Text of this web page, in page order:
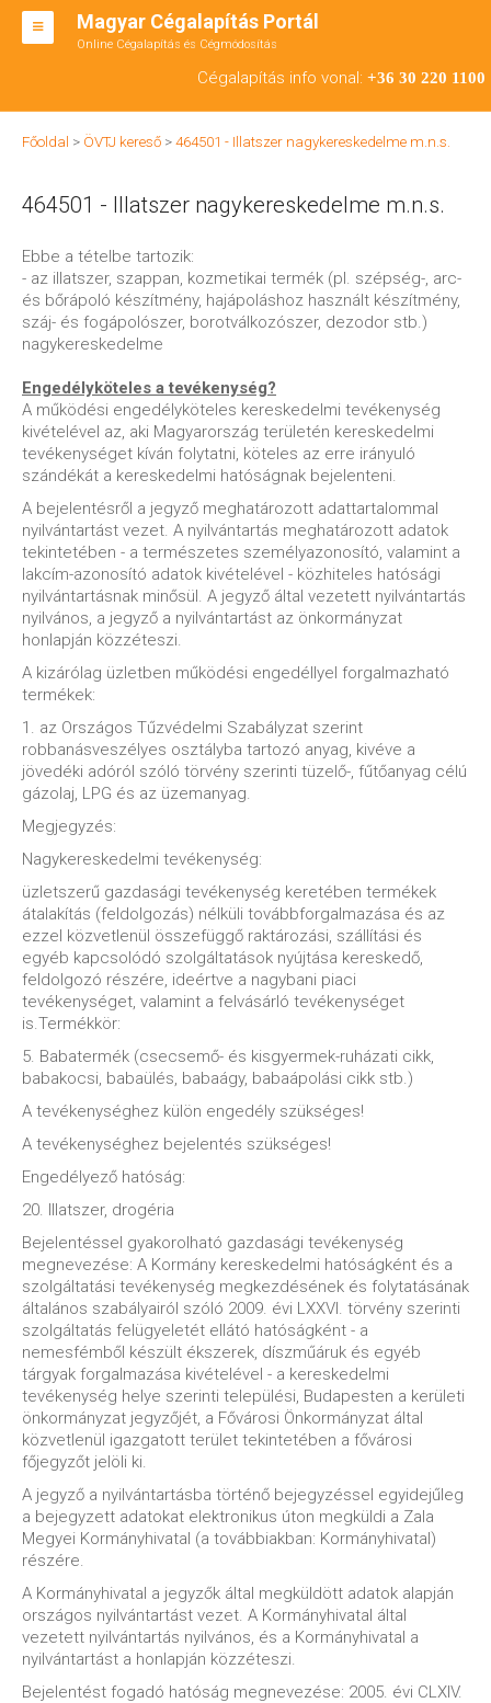
Magyar Cégalapítás Portál
Online Cégalapítás és Cégmódosítás
Cégalapítás info vonal: +36 30 220 1100
BT ALAPÍTÁS
CÉGMÓDOSÍTÁS
ÁTALAKULÁS
TEÁOR SZÁMOK '08
ENGEDÉLYKÖTELES
KAPCSOLAT
IRODÁK
Főoldal > ÖVTJ kereső > 464501 - Illatszer nagykereskedelme m.n.s.
464501 - Illatszer nagykereskedelme m.n.s.
Ebbe a tételbe tartozik:
- az illatszer, szappan, kozmetikai termék (pl. szépség-, arc-
és bőrápoló készítmény, hajápoláshoz használt készítmény,
száj- és fogápolószer, borotválkozószer, dezodor stb.)
nagykereskedelme
Engedélyköteles a tevékenység?
A működési engedélyköteles kereskedelmi tevékenység
kivételével az, aki Magyarország területén kereskedelmi
tevékenységet kíván folytatni, köteles az erre irányuló
szándékát a kereskedelmi hatóságnak bejelenteni.
A bejelentésről a jegyző meghatározott adattartalommal
nyilvántartást vezet. A nyilvántartás meghatározott adatok
tekintetében - a természetes személyazonosító, valamint a
lakcím-azonosító adatok kivételével - közhiteles hatósági
nyilvántartásnak minősül. A jegyző által vezetett nyilvántartás
nyilvános, a jegyző a nyilvántartást az önkormányzat
honlapján közzéteszi.
A kizárólag üzletben működési engedéllyel forgalmazható
termékek:
1. az Országos Tűzvédelmi Szabályzat szerint
robbanásveszélyes osztályba tartozó anyag, kivéve a
jövedéki adóról szóló törvény szerinti tüzelő-, fűtőanyag célú
gázolaj, LPG és az üzemanyag.
Megjegyzés:
Nagykereskedelmi tevékenység:
üzletszerű gazdasági tevékenység keretében termékek
átalakítás (feldolgozás) nélküli továbbforgalmazása és az
ezzel közvetlenül összefüggő raktározási, szállítási és
egyéb kapcsolódó szolgáltatások nyújtása kereskedő,
feldolgozó részére, ideértve a nagybani piaci
tevékenységet, valamint a felvásárló tevékenységet
is.Termékkör:
5. Babatermék (csecsemő- és kisgyermek-ruházati cikk,
babakocsi, babaülés, babaágy, babaápolási cikk stb.)
A tevékenységhez külön engedély szükséges!
A tevékenységhez bejelentés szükséges!
Engedélyező hatóság:
20. Illatszer, drogéria
Bejelentéssel gyakorolható gazdasági tevékenység
megnevezése: A Kormány kereskedelmi hatóságként és a
szolgáltatási tevékenység megkezdésének és folytatásának
általános szabályairól szóló 2009. évi LXXVI. törvény szerinti
szolgáltatás felügyeletét ellátó hatóságként - a
nemesfémből készült ékszerek, díszműáruk és egyéb
tárgyak forgalmazása kivételével - a kereskedelmi
tevékenység helye szerinti települési, Budapesten a kerületi
önkormányzat jegyzőjét, a Fővárosi Önkormányzat által
közvetlenül igazgatott terület tekintetében a fővárosi
főjegyzőt jelöli ki.
A jegyző a nyilvántartásba történő bejegyzéssel egyidejűleg
a bejegyzett adatokat elektronikus úton megküldi a Zala
Megyei Kormányhivatal (a továbbiakban: Kormányhivatal)
részére.
A Kormányhivatal a jegyzők által megküldött adatok alapján
országos nyilvántartást vezet. A Kormányhivatal által
vezetett nyilvántartás nyilvános, és a Kormányhivatal a
nyilvántartást a honlapján közzéteszi.
Bejelentést fogadó hatóság megnevezése: 2005. évi CLXIV.